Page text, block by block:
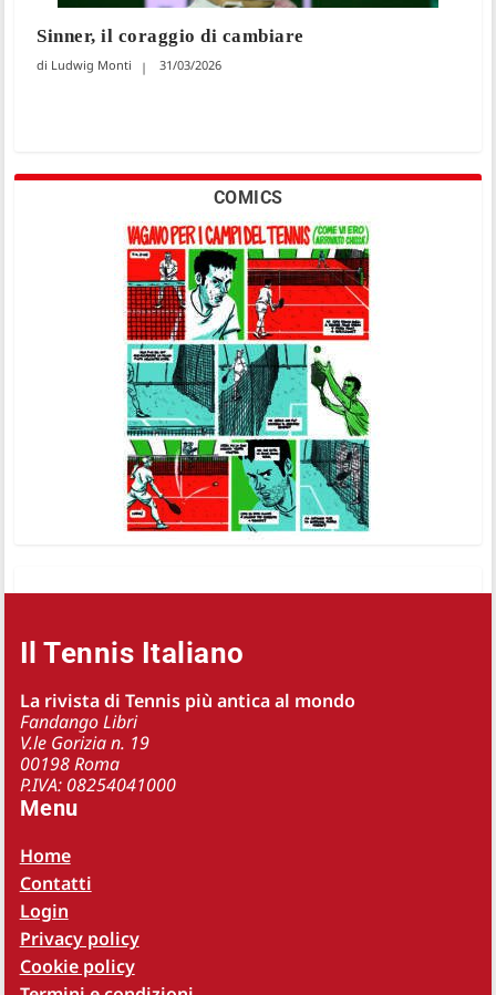
Sinner, il coraggio di cambiare
Ludwig Monti 31/03/2026
COMICS
Il Tennis Italiano
La rivista di Tennis più antica al mondo
Fandango Libri
V.le Gorizia n. 19
00198 Roma
P.IVA: 08254041000
Menu
Home
Contatti
Login
Privacy policy
Cookie policy